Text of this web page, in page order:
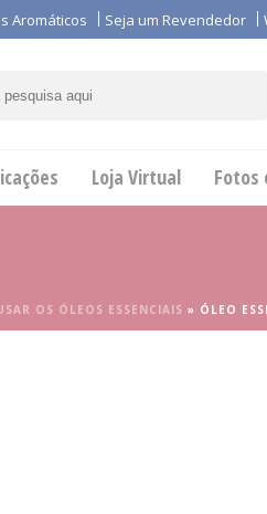
Aromáticos Seja um Revendedor
Loja Virtual
Fotos
OS ÓLEOS ESSENCIAIS » ÓLEO